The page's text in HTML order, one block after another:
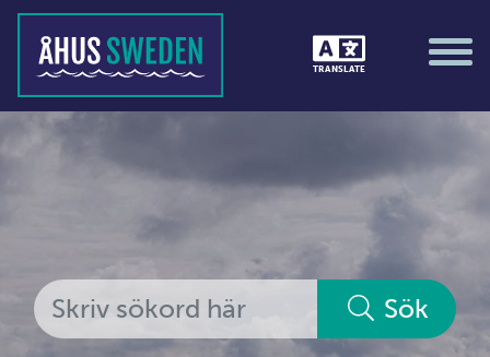
TRANSLATE
Tävlingar &amp; matcher
Alla medlemmar
Ekonomi &amp; juridik
Sök